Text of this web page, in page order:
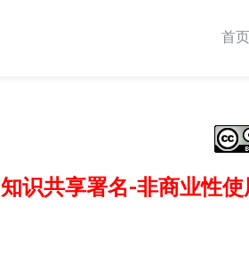
首页
知识共享署名-非商业性